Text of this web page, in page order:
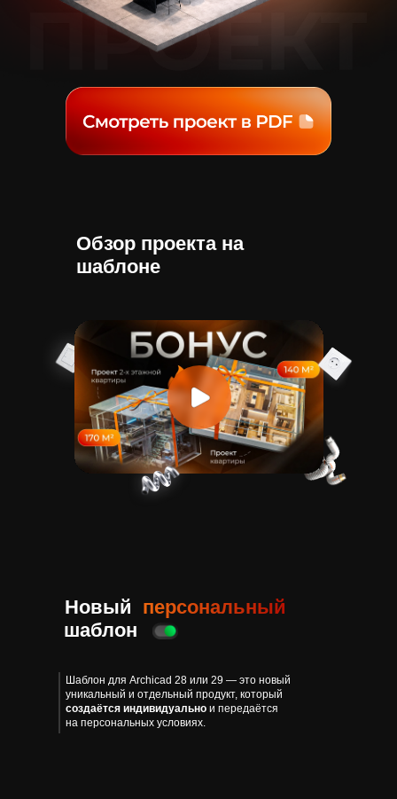
Обзор проекта на
шаблоне
Новый
Шаблон для Archicad 28 или 29 — это новый
уникальный и отдельный продукт, который
создаётся индивидуально и передаётся
на персональных условиях.
персональный
шаблон